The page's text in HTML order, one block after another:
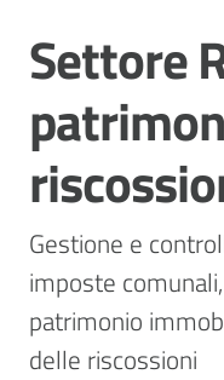
Amministrazione
Menu selezionato
Novità
Vivere
Modena
Salta al contenuto
Settore
Gestione e
imposte
patrimonio
delle riscossioni